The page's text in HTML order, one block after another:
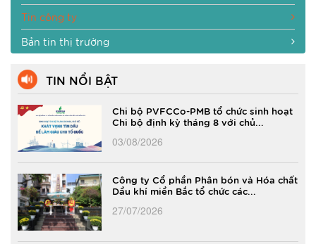
Tin công ty
Bản tin thị trường
TIN NỔI BẬT
Chi bộ PVFCCo-PMB tổ chức sinh hoạt
Chi bộ định kỳ tháng 8 với chủ...
03/08/2026
Công ty Cổ phần Phân bón và Hóa chất
Dầu khí miền Bắc tổ chức các...
27/07/2026